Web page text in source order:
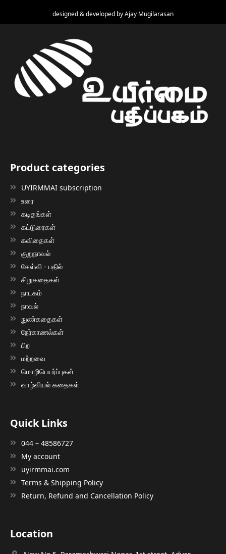
designed & developed byAjay Mugilarasan
Product categories
UYIRMMAI subscription
உரை
கடிதங்கள்
கட்டுரைகள்
கவிதைகள்
குறுநாவல்
கேள்வி - பதில்
சிறுகதைகள்
நாடகம்
நாவல்
நுண்கதைகள்
நேர்காணல்கள்
பிற
மற்றவை
மொழிபெயர்ப்புகள்
வாழ்வியல் கதைகள்
Quick Links
044 – 48586727
My account
uyirmmai.com
Terms & Shipping Policy
Return, Refund and Cancellation Policy
Location